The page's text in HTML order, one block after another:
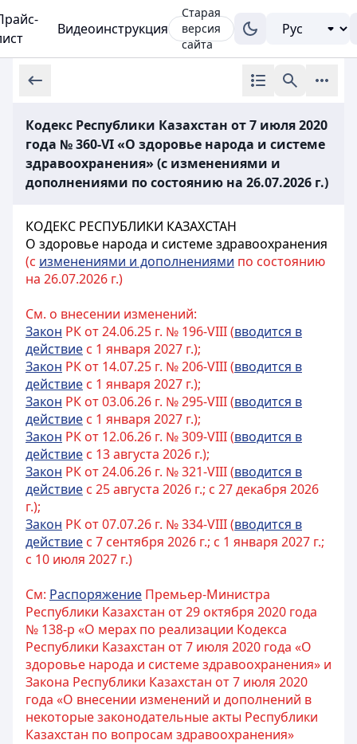
Видеоинструкция
Старая
версия
сайта
Кодекс Республики Казахстан от 7 июля 2020
года № 360-VI «О здоровье народа и системе
здравоохранения» (с изменениями и
дополнениями по состоянию на 26.07.2026 г.)
КОДЕКС РЕСПУБЛИКИ КАЗАХСТАН
О здоровье народа и системе здравоохранения
(с изменениями и дополнениями по состоянию
на 26.07.2026 г.)
См. о внесении изменений:
Закон РК от 24.06.25 г. № 196-VIII (вводится в
действие с 1 января 2027 г.);
Закон РК от 14.07.25 г. № 206-VIII (вводится в
действие с 1 января 2027 г.);
Закон РК от 03.06.26 г. № 295-VIII (вводится в
действие с 1 января 2027 г.);
Закон РК от 12.06.26 г. № 309-VIII (вводится в
действие с 13 августа 2026 г.);
Закон РК от 24.06.26 г. № 321-VIII (вводится в
действие с 25 августа 2026 г.; с 27 декабря 2026
г.);
Закон РК от 07.07.26 г. № 334-VIII (вводится в
действие с 7 сентября 2026 г.; с 1 января 2027 г.;
с 10 июля 2027 г.)
См: Распоряжение Премьер-Министра
Республики Казахстан от 29 октября 2020 года
№ 138-р «О мерах по реализации Кодекса
Республики Казахстан от 7 июля 2020 года «О
здоровье народа и системе здравоохранения» и
Закона Республики Казахстан от 7 июля 2020
года «О внесении изменений и дополнений в
некоторые законодательные акты Республики
Казахстан по вопросам здравоохранения»